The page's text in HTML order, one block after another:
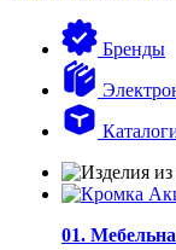
Бренды
01.